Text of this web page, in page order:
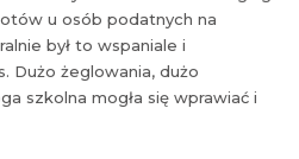
u osób podatnych na
był to wspaniale i
Dużo żeglowania, dużo
szkolna mogła się wprawiać i